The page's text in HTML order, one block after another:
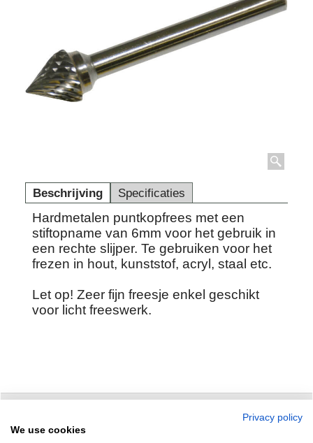
Beschrijving Specificaties
Hardmetalen puntkopfrees met een
stiftopname van 6mm voor het gebruik in
een rechte slijper. Te gebruiken voor het
frezen in hout, kunststof, acryl, staal etc.
Let op! Zeer fijn freesje enkel geschikt
voor licht freeswerk.
Zuidersluisweg 42
Privacy policy
We use cookies